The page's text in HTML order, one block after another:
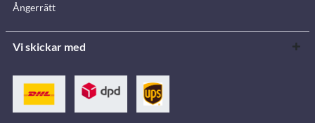
Ångerrätt
Vi skickar med